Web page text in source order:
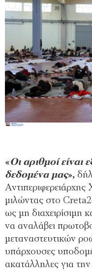
«Οι αριθμοί είναι
δεδομένα μας»,
μιλώντας στο
ως μη διαχειρίσιμη
να αναλάβει
μεταναστευτικών
υπάρχουσες
ακατάλληλες για